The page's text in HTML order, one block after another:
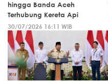
hingga Banda Aceh
Terhubung Kereta Api
30/07/2026 16:11 WIB